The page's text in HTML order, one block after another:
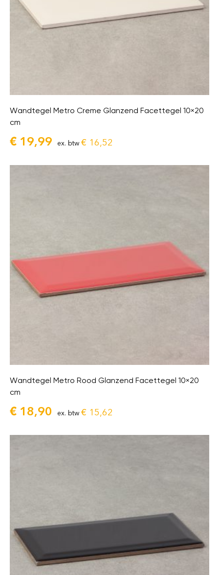
Wandtegel Metro Creme Glanzend Facettegel 10×20
cm
€ 19,99 ex. btw € 16,52
Wandtegel Metro Rood Glanzend Facettegel 10×20
cm
€ 18,90 ex. btw € 15,62